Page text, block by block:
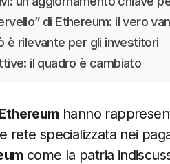
di Ethereum: il vero
è rilevante per gli investitori
il quadro è cambiato
hanno
rete specializzata nei
come la patria